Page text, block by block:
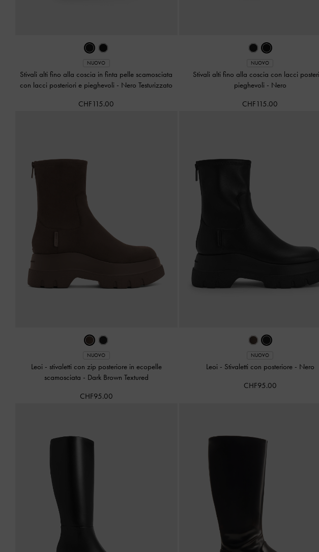
NUOVO
Stivali alti fino alla coscia in finta pelle scamosciata
con lacci posteriori e pieghevoli - Nero Testurizzato
CHF115.00
NUOVO
Stivali alti fino alla coscia con lacci
pieghevoli - Nero
CHF115.00
NUOVO
Leoi - stivaletti con zip posteriore in ecopelle
scamosciata - Dark Brown Textured
CHF95.00
NUOVO
Leoi - Stivaletti con posteriore - Nero
CHF95.00